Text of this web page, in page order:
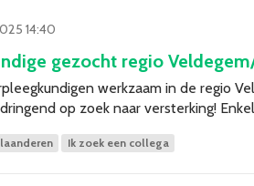
14:40
gezocht regio
werkzaam in de regio
op zoek naar versterking!
Ik zoek een collega